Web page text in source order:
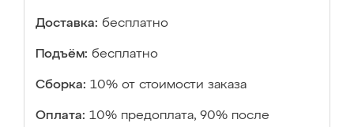
Доставка: бесплатно
Подъём: бесплатно
Сборка: 10% от стоимости заказа
Оплата: 10% предоплата, 90% после